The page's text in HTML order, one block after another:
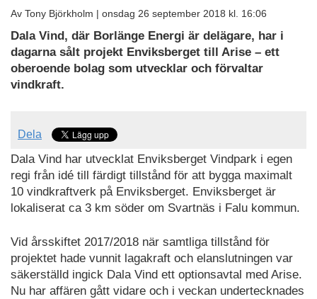
Av Tony Björkholm | onsdag 26 september 2018 kl. 16:06
Dala Vind, där Borlänge Energi är delägare, har i
dagarna sålt projekt Enviksberget till Arise – ett
oberoende bolag som utvecklar och förvaltar
vindkraft.
Dela
Dala Vind har utvecklat Enviksberget Vindpark i egen
regi från idé till färdigt tillstånd för att bygga maximalt
10 vindkraftverk på Enviksberget. Enviksberget är
lokaliserat ca 3 km söder om Svartnäs i Falu kommun.
Vid årsskiftet 2017/2018 när samtliga tillstånd för
projektet hade vunnit lagakraft och elanslutningen var
säkerställd ingick Dala Vind ett optionsavtal med Arise.
Nu har affären gått vidare och i veckan undertecknades